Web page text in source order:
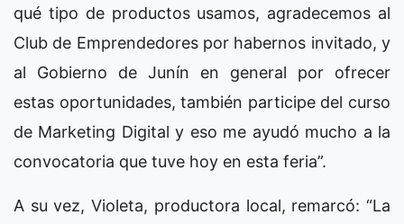
qué tipo de productos usamos, agradecemos al
Club de Emprendedores por habernos invitado, y
al Gobierno de Junín en general por ofrecer
estas oportunidades, también participe del curso
de Marketing Digital y eso me ayudó mucho a la
convocatoria que tuve hoy en esta feria”.
A su vez, Violeta, productora local, remarcó: “La